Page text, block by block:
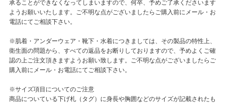
承ることができなくなってしまいますので、何卒、予めご了承くださいます
ようお願いいたします。ご不明な点がございましたらご購入前にメール・お
電話にてご相談下さい。
※肌着・アンダーウェア・靴下・水着につきましては、その製品の特性上、
衛生面の問題から、すべての返品をお断りしておりますので、予めよくご確
認の上ご注文頂きますようお願い致します。ご不明な点がございましたらご
購入前にメール・お電話にてご相談下さい。
※サイズ項目についてのご注意
商品についている下げ札（タグ）に身長や胸囲などのサイズが記載されたも